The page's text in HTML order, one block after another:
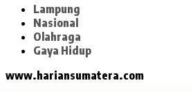
Lampung
Nasional
Olahraga
Gaya Hidup
www.hariansumatera.com